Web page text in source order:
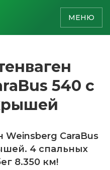
540 с
CaraBus
4 спальных
8.350 км!
МЕНЮ